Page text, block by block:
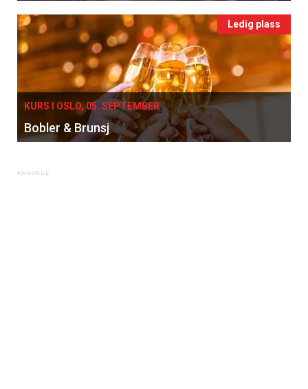
Ledig plass
KURS I OSLO, 05. SEPTEMBER
Bobler & Brunsj